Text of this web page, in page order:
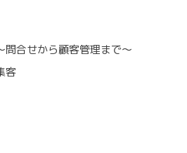
合せから顧客管理まで〜
客